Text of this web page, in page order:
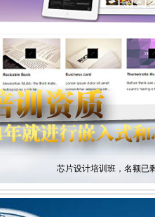
芯片设计培训班，名额已
DSP2000电机
Labview培
芯片设计培训班，名额已
DSP2000电机